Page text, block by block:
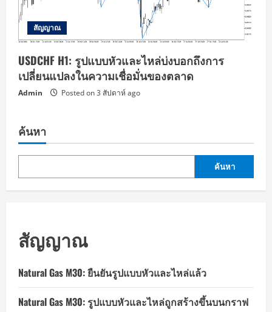
สัญญาณ
USDCHF H1: รูปแบบหัวและไหล่บ่งบอกถึงการ
เปลี่ยนแปลงในความเชื่อมั่นของตลาด
Admin Posted on 3 สัปดาห์ ago
ค้นหา
ค้นหา
สัญญาณ
Natural Gas M30: ยืนยันรูปแบบหัวและไหล่แล้ว
Natural Gas M30: รูปแบบหัวและไหล่ถูกสร้างขึ้นบนกราฟ